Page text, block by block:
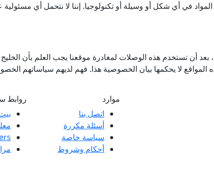
في أي شكل أو وسيلة أو تكنولوجيا. إننا لا نتحمل أي
أن تستخدم هذه الوصلات لمغادرة موقعنا يجب العلم بأن
لا يحكمها بيان الخصوصية هذا. فهم لديهم سياساتهم
موارد
اتصل بنا
أسئلة مكررة
سياسة خاصة
أحكام وشروط
روابط